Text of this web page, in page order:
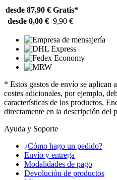
desde 87,90 € Gratis*
desde 0,00 € 9,90 €
* Estos gastos de envío se aplican
costes adicionales, por ejemplo,
características de los productos.
directamente en la descripción del
Ayuda y Soporte
¿Cómo hago un pedido?
Envío y entrega
Modalidades de pago
Devolución de productos